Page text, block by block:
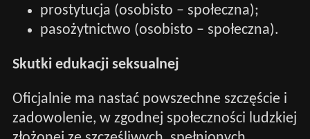
prostytucja (osobisto – społeczna);
pasożytnictwo (osobisto – społeczna).
Skutki edukacji seksualnej
Oficjalnie ma nastać powszechne szczęście i
zadowolenie, w zgodnej społeczności ludzkiej